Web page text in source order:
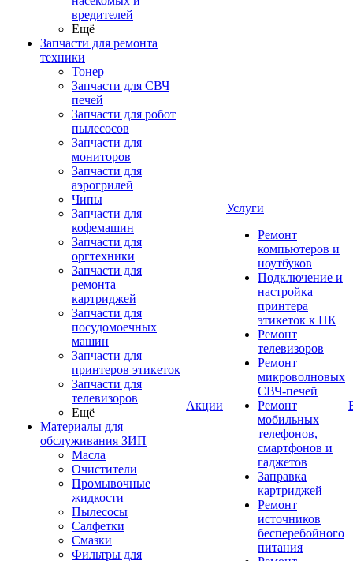
вредителей
Ещё
Запчасти для ремонта
техники
Тонер
Запчасти для СВЧ
печей
Запчасти для робот
пылесосов
Запчасти для
мониторов
Запчасти для
аэрогрилей
Чипы
Запчасти для
кофемашин
Запчасти для
оргтехники
Запчасти для
ремонта
картриджей
Запчасти для
посудомоечных
машин
Запчасти для
принтеров этикеток
Запчасти для
телевизоров
Ещё
Материалы для
обслуживания ЗИП
Масла
Очистители
Промывочные
жидкости
Пылесосы
Салфетки
Смазки
Фильтры для
Акции
Услуги
Ремонт
компьютеров и
ноутбуков
Подключение и
настройка
принтера
этикеток к ПК
Ремонт
телевизоров
Ремонт
микроволновых
СВЧ-печей
Ремонт
мобильных
телефонов,
смартфонов и
гаджетов
Заправка
картриджей
Ремонт
источников
бесперебойного
питания